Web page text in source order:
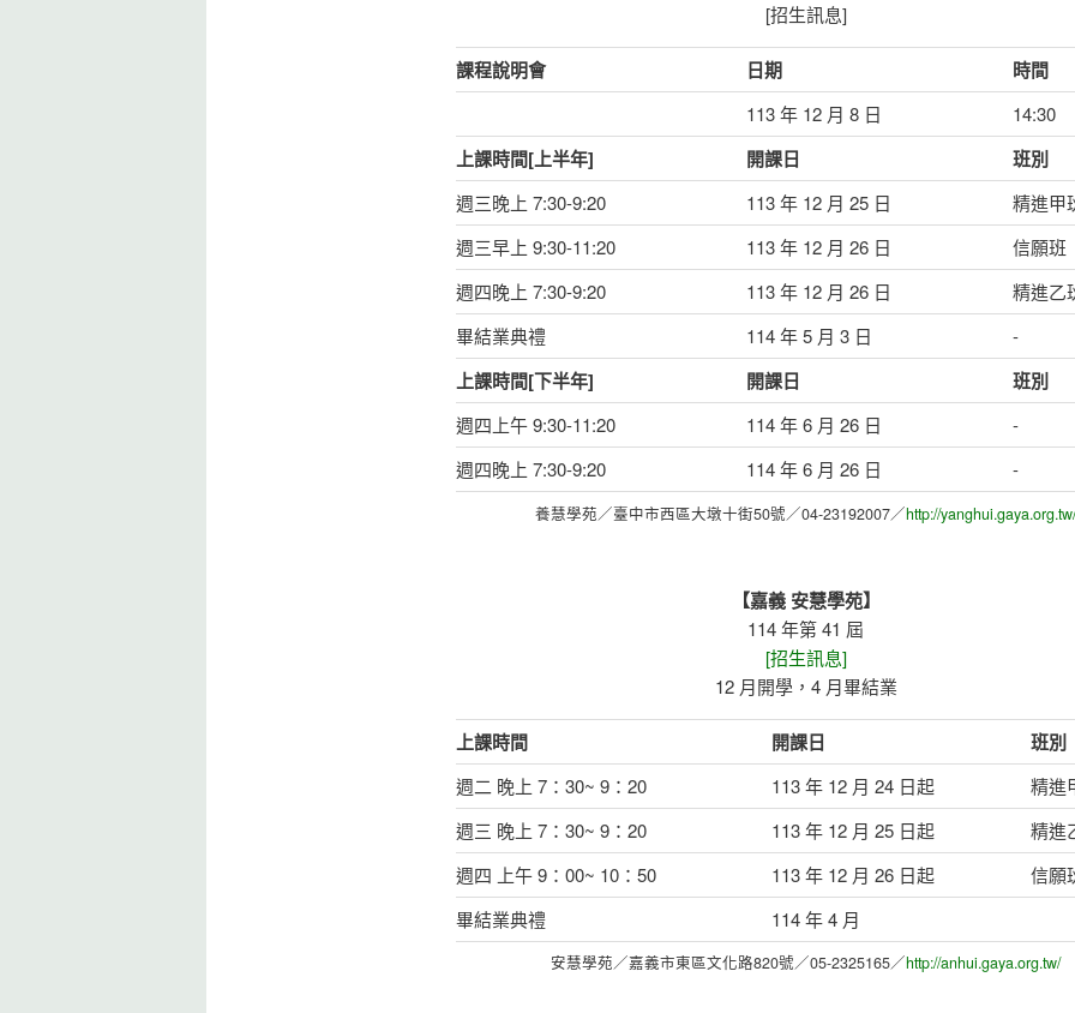
[招生訊息]
課程說明會 日期 時間
113 年 12 月 8 日 14:30
上課時間[上半年] 開課日 班別
週三晚上 7:30-9:20 113 年 12 月 25 日
精進甲
週三早上 9:30-11:20
113 年 12 月 26 日
信願班
週四晚上 7:30-9:20
113 年 12 月 26 日
精進乙
畢結業典禮
114 年 5 月 3 日 -
上課時間[下半年] 開課日 班別
週四上午 9:30-11:20 114 年 6 月 26 日
-
週四晚上 7:30-9:20
114 年 6 月 26 日 -
養慧學苑／臺中市西區大墩十街50號／04-23192007／http://
【嘉義 安慧學苑】
114 年第 41 屆
[招生訊息]
12 月開學，4 月畢結業
上課時間 開課日 班別
週二 晚上 7：30~ 9：20 113 年 12 月 24 日起
精進
週三 晚上 7：30~ 9：20
113 年 12 月 25 日起
精進
週四 上午 9：00~ 10：50
113 年 12 月 26 日起
信願
畢結業典禮
114 年 4 月
安慧學苑／嘉義市東區文化路820號／05-2325165／http://anhui.gaya.org.tw/